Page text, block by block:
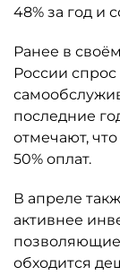
48% за год и
Ранее в
России спрос
последние
отмечают,
50% оплат.
В апреле
активнее
позволяющие
обходится